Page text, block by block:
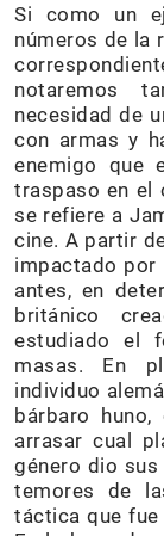
Si como un
números de la
notaremos
necesidad de
con armas y
enemigo que
traspaso en el
se refiere a
cine. A partir
impactado por
antes, en
británico
estudiado el
masas. En
individuo
bárbaro
arrasar cual
género dio
temores de
táctica que